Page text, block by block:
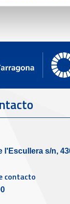
l'Escullera s/n,
contacto